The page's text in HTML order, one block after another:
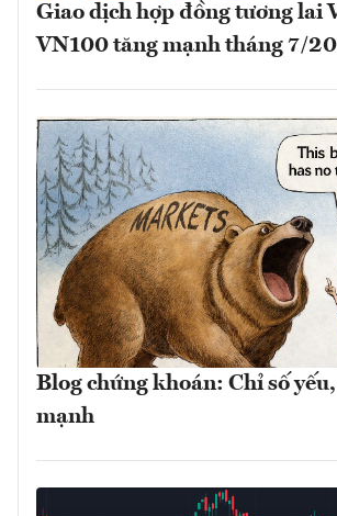
Giao dịch hợp đồng tương lai
VN100 tăng mạnh tháng 7/
Blog chứng khoán: Chỉ số
mạnh